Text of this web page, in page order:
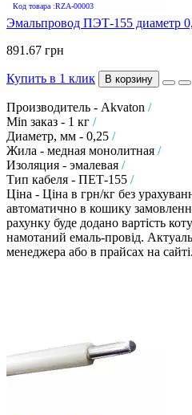
Код товара :RZA-00003
Эмальпровод ПЭТ-155 диаметр
891.67 грн
Купить в 1 клик В корзину
Производитель - Akvaton /
Min заказ - 1 кг /
Диаметр, мм - 0,25 /
Жила - медная монолитная /
Изоляция - эмалевая /
Тип кабеля - ПЕТ-155 /
Ціна - Ціна в грн/кг без
автоматично в кошику
рахунку буде додано вартість
намотаний емаль-провід.
менеджера або в прайсах на сайті.